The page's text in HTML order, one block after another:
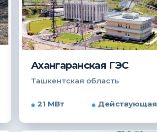
Ахангаранская ГЭС
Ташкентская область
21 МВт Действующая